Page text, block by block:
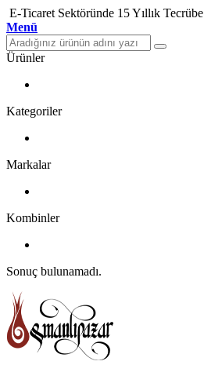
E-Ticaret Sektöründe 15 Yıllık Tecrübe
Menü
Ürünler
Kategoriler
Markalar
Kombinler
Sonuç bulunamadı.